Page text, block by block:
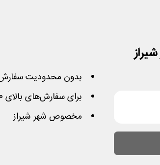
بدون محدودیت
برای سفارش‌های بالای 50,000 تومان
مخصوص شهر شیراز